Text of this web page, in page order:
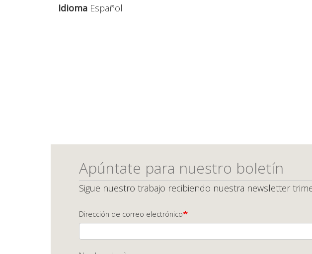
Idioma Español
Apúntate para nuestro boletín
Sigue nuestro trabajo recibiendo nuestra newsletter
Dirección de correo electrónico